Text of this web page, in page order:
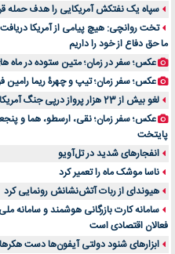
سپاه یک نفتکش آمریکایی را هدف حمله
تخت روانچی: هیچ پیامی از آمریکا
ما حق دفاع از خود را داریم
عکس؛ سفر در زمان؛ متین ستوده در ماه
عکس؛ سفر زمان؛ تیپ و چهرۀ ریما رامین
لغو بیش از 23 هزار پرواز درپی جنگ آمریکا و اسرائیل علیه ایران
عکس؛ سفر زمان؛ نقی، ارسطو، هما و
پایتخت
انفجارهای شدید در تل‌آویو
ناسا موشک ماه را تعمیر کرد
هیوندای از ربات آتش‌نشانش رونمایی کرد
سامانه کارت بازرگانی هوشمند و
فعالان اقتصادی است
ابزارهای شنود دولتی آیفون‌ها دست هکرها